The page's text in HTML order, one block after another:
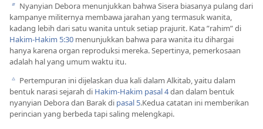
b Nyanyian Debora menunjukkan bahwa Sisera biasanya pulang dari
kampanye militernya membawa jarahan yang termasuk wanita,
kadang lebih dari satu wanita untuk setiap prajurit. Kata ”rahim” di
Hakim-Hakim 5:30 menunjukkan bahwa para wanita itu dihargai
hanya karena organ reproduksi mereka. Sepertinya, pemerkosaan
adalah hal yang umum waktu itu.
c Pertempuran ini dijelaskan dua kali dalam Alkitab, yaitu dalam
bentuk narasi sejarah di Hakim-Hakim pasal 4dan dalam bentuk
nyanyian Debora dan Barak di pasal 5.Kedua catatan ini memberikan
perincian yang berbeda tapi saling melengkapi.